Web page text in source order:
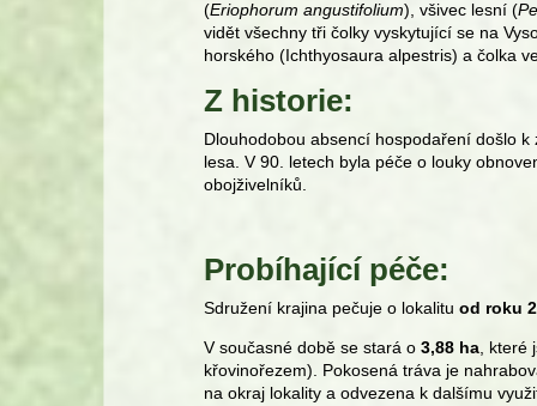
(Eriophorum angustifolium), všivec lesní (
vidět všechny tři čolky vyskytující se na
horského (Ichthyosaura alpestris) a čolka
Z historie:
Dlouhodobou absencí hospodaření došlo
lesa. V 90. letech byla péče o louky
obojživelníků.
Probíhající péče:
Sdružení krajina pečuje o lokalitu od roku
V současné době se stará o 3,88 ha ,
křovinořezem). Pokosená tráva je
na okraj lokality a odvezena k dalšímu